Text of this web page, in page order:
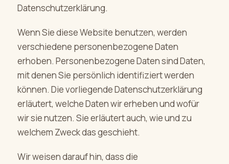
Datenschutzerklärung.
Wenn Sie diese Website benutzen, werden
verschiedene personenbezogene Daten
erhoben. Personenbezogene Daten sind Daten,
mit denen Sie persönlich identifiziert werden
können. Die vorliegende Datenschutzerklärung
erläutert, welche Daten wir erheben und wofür
wir sie nutzen. Sie erläutert auch, wie und zu
welchem Zweck das geschieht.
Wir weisen darauf hin, dass die